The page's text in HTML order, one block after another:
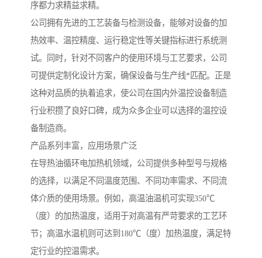
序都力求精益求精。
公司拥有先进的工艺装备与检测设备，能够对设备的加
热效率、温控精度、运行稳定性等关键指标进行系统测
试。同时，针对不同客户的使用环境与工艺要求，公司
可提供定制化设计方案，确保设备与生产线*匹配。正是
这种对品质的执着追求，使公司在国内外温控设备制造
行业积攒了良好口碑，成为众多企业可以选择的温控设
备制造商。
产品系列丰富，应用场景广泛
在导热油循环电加热机领域，公司提供多种型号与规格
的选择，以满足不同温度范围、不同功率需求、不同流
体介质的使用场景。例如，高温油温机可实现350℃
（度）的加热温度，适用于对高温有严苛要求的工艺环
节；高温水温机则可达到180℃（度）加热温度，满足特
定行业的控温需求。